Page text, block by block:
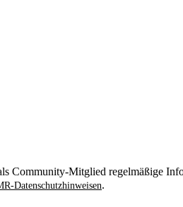
Community-Mitglied regelmäßige
Datenschutzhinweisen.